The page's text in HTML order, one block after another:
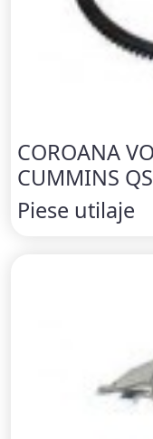
COROANA
CUMMINS
Piese utilaje